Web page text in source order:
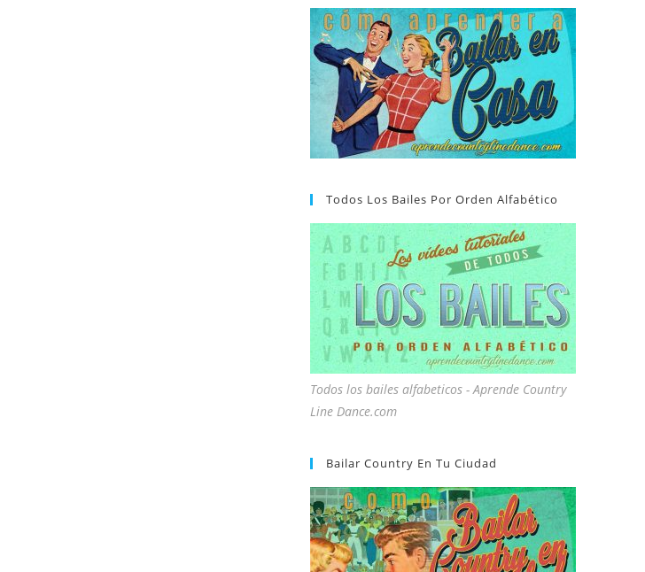
Todos Los Bailes Por Orden Alfabético
Todos los bailes alfabeticos - Aprende Country
Line Dance.com
Bailar Country En Tu Ciudad